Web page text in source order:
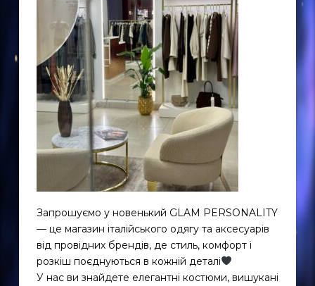
Запрошуємо у новенький GLAM PERSONALITY
— це магазин італійського одягу та аксесуарів
від провідних брендів, де стиль, комфорт і
розкіш поєднуються в кожній деталі
У нас ви знайдете елегантні костюми, вишукані